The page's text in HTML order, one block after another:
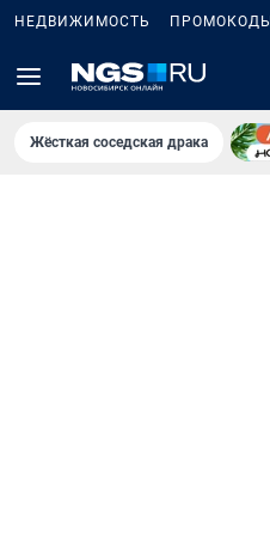
НЕДВИЖИМОСТЬ ПРОМОКОДЫ
Жёсткая соседская драка